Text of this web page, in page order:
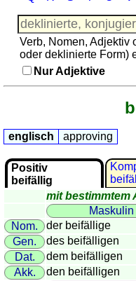
Italienisch
Lateinisch
Niederländisch
Portugiesisch
Nützliches
Umrechner
Autokennzeichen
Sonnenstand
Fahrradtouren
Reisewortschatz
SPIELE
Geografie
Verb, Nomen, Adjektiv
oder deklinierte Form)
Nur Adjektive
englisch approving
Positiv
beifällig
mit bestimmtem
Maskulin
Nom.
der beifällige
Gen.
des beifälligen
Dat.
dem beifälligen
Akk.
den beifälligen